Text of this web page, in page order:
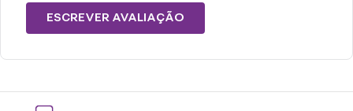
vertical e não coloque em bolsas ou
mochilas.
Lavar com água, esponja macia e sabão
Não recomendado colocar no freezer.
ESCREVER AVALIAÇÃO